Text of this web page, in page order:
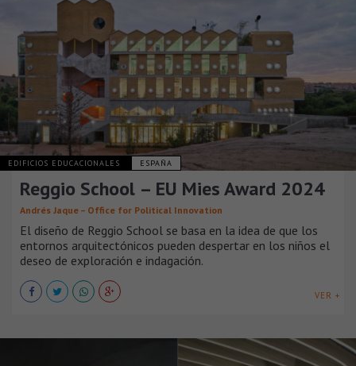
EDIFICIOS EDUCACIONALES ESPAÑA
Reggio School – EU Mies Award 2024
Andrés Jaque – Office for Political Innovation
El diseño de Reggio School se basa en la idea de que los
entornos arquitectónicos pueden despertar en los niños el
deseo de exploración e indagación.
VER +